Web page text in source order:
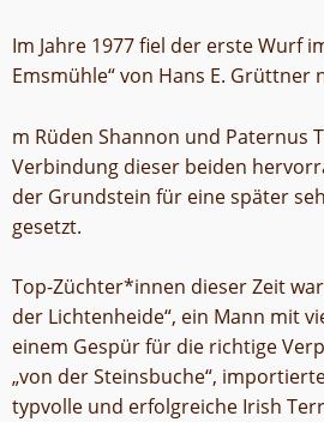
Im Jahre 1977 fiel der erste Wurf
Emsmühle“ von Hans E. Grüttner
m Rüden Shannon und Paternus
Verbindung dieser beiden
der Grundstein für eine später
gesetzt.
Top-Züchter*innen dieser Zeit
der Lichtenheide“, ein Mann mit
einem Gespür für die richtige
„von der Steinsbuche“,
typvolle und erfolgreiche Irish